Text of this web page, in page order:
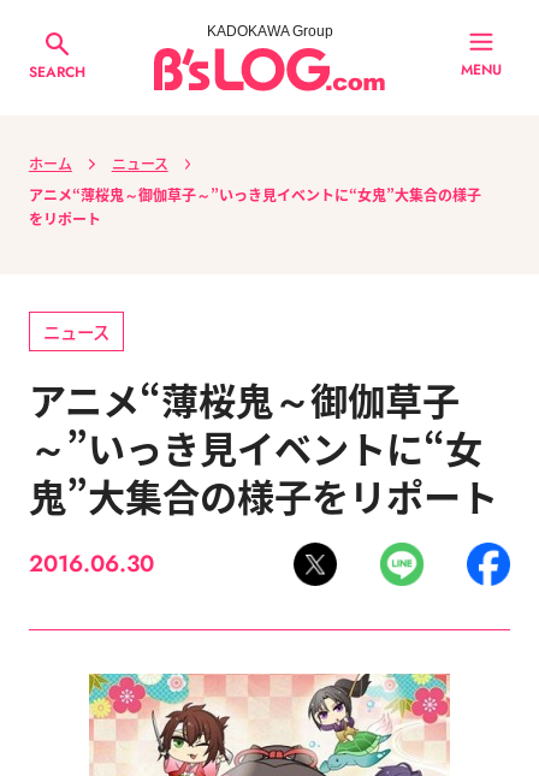
SEARCH
KADOKAWA Group
MENU
ホーム
ニュース
アニメ“薄桜鬼～御伽草子～”いっき見イベントに“女鬼”大集合の様子
をリポート
ニュース
アニメ“薄桜鬼～御伽草子
～”いっき見イベントに“女
鬼”大集合の様子をリポート
2016.06.30